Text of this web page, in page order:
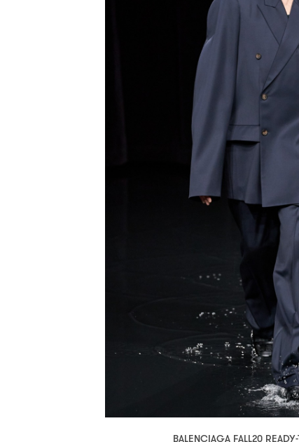
BALENCIAGA FALL20